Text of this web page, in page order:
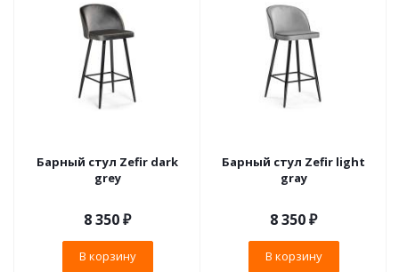
Барный стул Zefir dark
grey
8 350₽
В корзину
Барный стул Zefir light
gray
8 350₽
В корзину